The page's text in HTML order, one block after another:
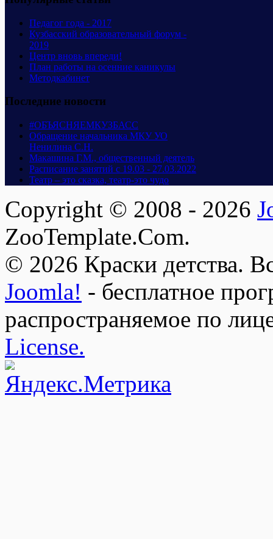
Педагог года - 2017
Кузбасский образовательный форум -
2019
Центр вновь впереди!
План работы на осенние каникулы
Методкабинет
Последние новости
#ОБЪЯСНЯЕМКУЗБАСС
Обращение начальника МКУ УО
Ненилина С.Н.
Макашина Г.М., общественный деятель
Расписание занятий с 19.03 - 27.03.2022
Театр – это сказка, театр-это чудо
Copyright © 2008 - 2026
ZooTemplate.Com.
© 2026 Краски детства.
Joomla! - бесплатное
распространяемое по
License.